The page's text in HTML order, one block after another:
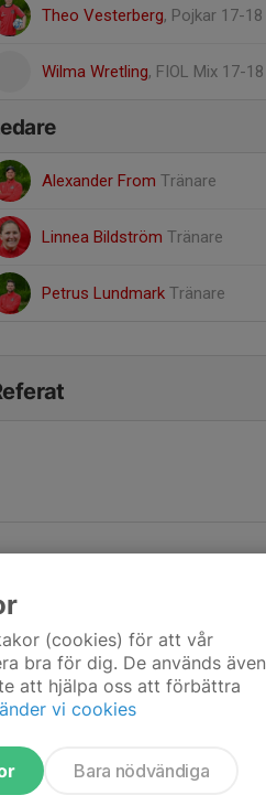
Theo Vesterberg, Pojkar 17-18
Wilma Wretling, FIOL Mix 17-18
Alexander From Tränare
Linnea Bildström Tränare
Petrus Lundmark Tränare
(cookies) för att vår
bra för dig. De används även
att hjälpa oss att förbättra
vi cookies
Bara nödvändiga